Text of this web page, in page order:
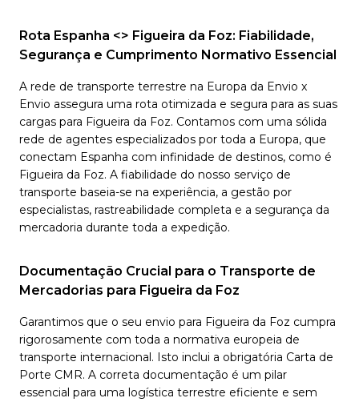
Rota Espanha <> Figueira da Foz: Fiabilidade,
Segurança e Cumprimento Normativo Essencial
A rede de transporte terrestre na Europa da Envio x
Envio assegura uma rota otimizada e segura para as suas
cargas para Figueira da Foz. Contamos com uma sólida
rede de agentes especializados por toda a Europa, que
conectam Espanha com infinidade de destinos, como é
Figueira da Foz. A fiabilidade do nosso serviço de
transporte baseia-se na experiência, a gestão por
especialistas, rastreabilidade completa e a segurança da
mercadoria durante toda a expedição.
Documentação Crucial para o Transporte de
Mercadorias para Figueira da Foz
Garantimos que o seu envio para Figueira da Foz cumpra
rigorosamente com toda a normativa europeia de
transporte internacional. Isto inclui a obrigatória Carta de
Porte CMR. A correta documentação é um pilar
essencial para uma logística terrestre eficiente e sem